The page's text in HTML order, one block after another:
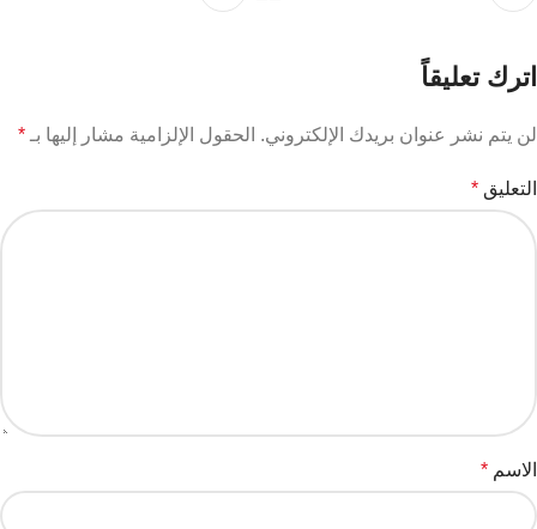
اترك تعليقاً
لن يتم نشر عنوان بريدك الإلكتروني. الحقول الإلزامية مشار إليها بـ *
التعليق *
الاسم *